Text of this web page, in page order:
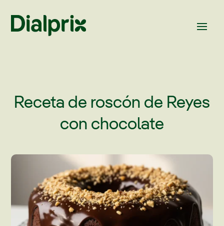
Receta de roscón de Reyes
con chocolate